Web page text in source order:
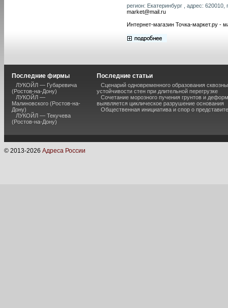
регион: Екатеринбург , адрес:
market@mail.ru
Интернет-магазин Точка-маркет.ру -
Последние фирмы
ЛУКОЙЛ — Губаревича
(Ростов-на-Дону)
ЛУКОЙЛ —
Малиновского (Ростов-на-
Дону)
ЛУКОЙЛ — Текучева
(Ростов-на-Дону)
Последние статьи
Сценарий одновременного образования
устойчивости стен при длительной перегрузке
Сочетание морозного пучения грунтов и
выявляется циклическое разрушение основания
Общественная инициатива и спор о
© 2013-2026 Адреса России